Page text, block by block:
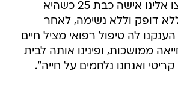
כוחות הכיבוי חילצו אלינו אישה כבת 25 כשהיא
דופק וללא נשימה, לאחר
לה טיפול רפואי מציל חיים
ממושכות, ופינינו אותה לבית
ואנחנו נלחמים על חייה".